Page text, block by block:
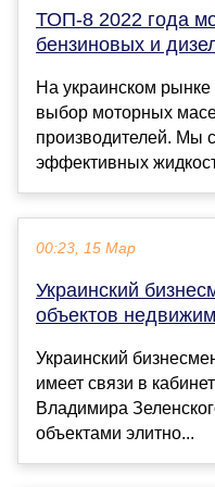
ТОП-8 2022 года
бензиновых и
На украинском
выбор моторных
производителей. Мы
эффективных
00:23, 15 Мар
Украинский
объектов
Украинский
имеет связи в
Владимира
объектами элитно...